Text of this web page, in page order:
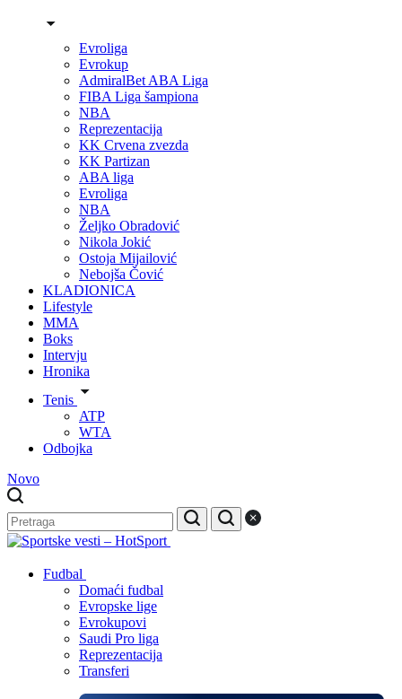
Evroliga
Evrokup
AdmiralBet ABA Liga
FIBA Liga šampiona
NBA
Reprezentacija
KK Crvena zvezda
KK Partizan
ABA liga
Evroliga
NBA
Željko Obradović
Nikola Jokić
Ostoja Mijailović
Nebojša Čović
KLADIONICA
Lifestyle
MMA
Boks
Intervju
Hronika
Tenis
ATP
WTA
Odbojka
Novo
Fudbal
Domaći fudbal
Evropske lige
Evrokupovi
Saudi Pro liga
Reprezentacija
Transferi